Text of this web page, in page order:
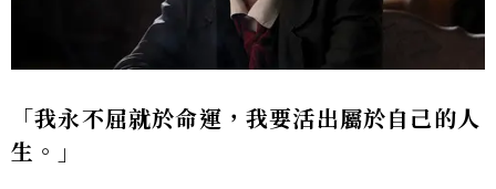
「我永不屈就於命運，我要活出屬於自己的人
生。」